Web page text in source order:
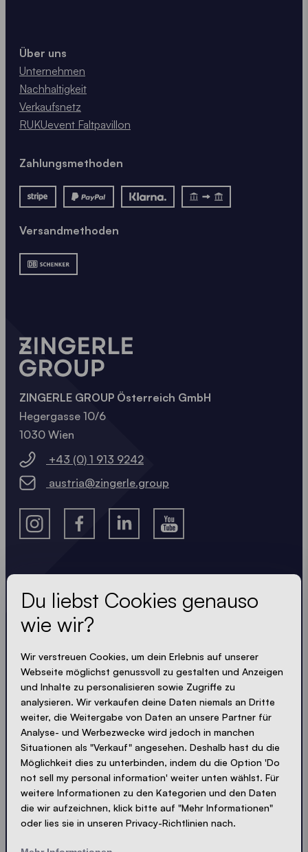
Lass dir nichts entgehen
Immer up-to-date. Kein Spam! Wir halten uns kurz.
PRIVACY AKZEPTIEREN
Absenden
LOADING - LOADING - LOADING - LOADING -
Über uns
Unternehmen
Nachhaltigkeit
Verkaufsnetz
RUKUevent Faltpavillon
Zahlungsmethoden
Versandmethoden
ZINGERLE GROUP Österreich GmbH
Hegergasse 10/6
1030 Wien
+43 (0) 1 913 9242
austria@zingerle.group
Du liebst Cookies genauso
wie wir?
Wir verstreuen Cookies, um dein Erlebnis auf unserer
Webseite möglichst genussvoll zu gestalten und Anzeigen
und Inhalte zu personalisieren sowie Zugriffe zu
analysieren. Wir verkaufen deine Daten niemals an Dritte
weiter, die Weitergabe von Daten an unsere Partner für
Analyse- und Werbezwecke wird jedoch in manchen
Situationen als "Verkauf" angesehen. Deshalb hast du die
Möglichkeit dies zu unterbinden, indem du die Option 'Do
not sell my personal information' weiter unten wählst. Für
weitere Informationen zu den Kategorien und den Daten
die wir aufzeichnen, klick bitte auf "Mehr Informationen"
oder lies sie in unseren Privacy-Richtlinien nach.